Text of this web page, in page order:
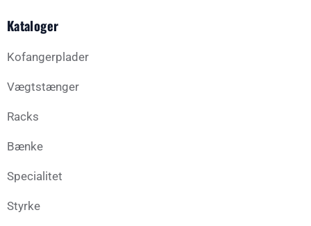
Kataloger
Kofangerplader
Vægtstænger
Racks
Bænke
Specialitet
Styrke